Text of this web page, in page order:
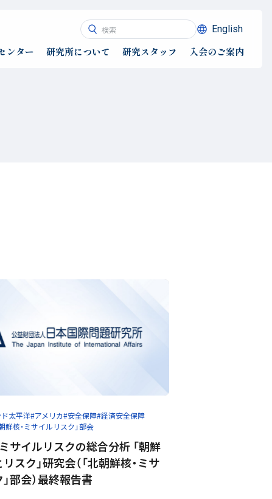
English
ンター 研究所について 研究スタッフ 入会のご案内
太平洋#アメリカ#安全保障#経済安全保障
鮮核・ミサイルリスク」部会
サイルリスクの総合分析 「朝鮮
スク」研究会（「北朝鮮核・ミサ
部会）最終報告書